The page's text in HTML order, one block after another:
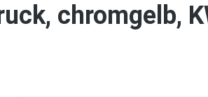
chromgelb,